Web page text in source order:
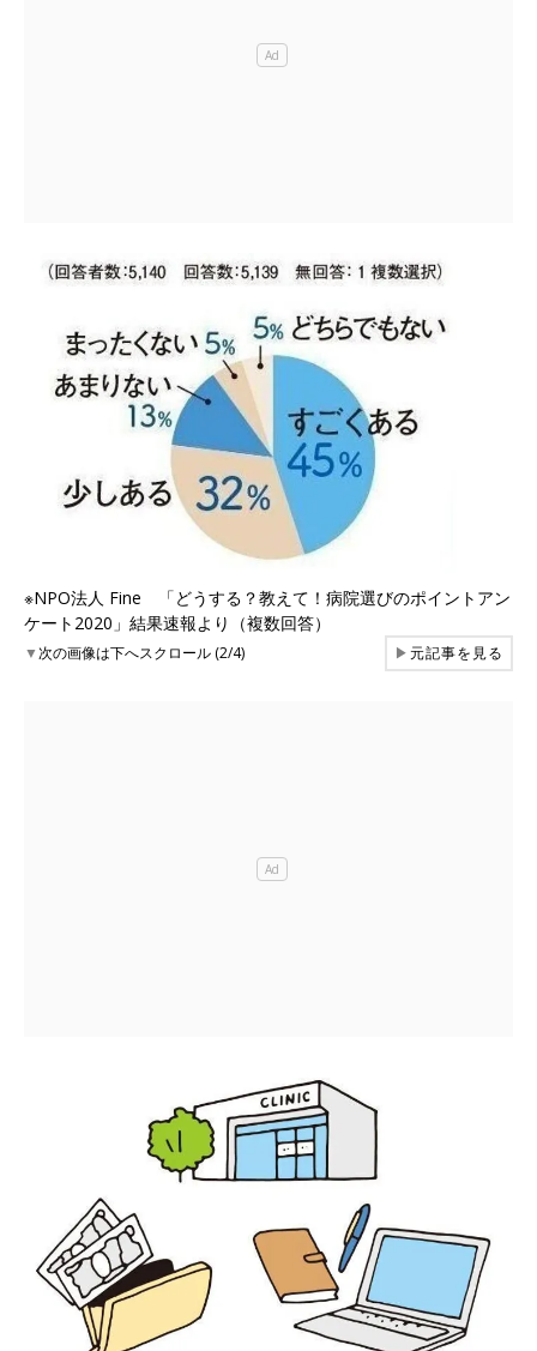
※NPO法人 Fine 「どうする？教えて！病院選びのポイントアン
ケート2020」結果速報より（複数回答）
▼次の画像は下へスクロール (2/4) ▶元記事を見る